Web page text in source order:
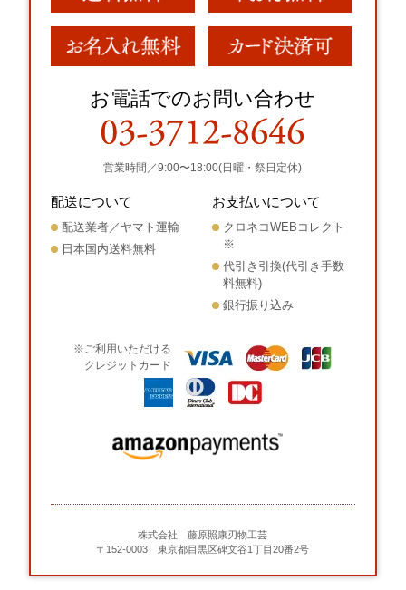
お電話でのお問い合わせ
営業時間／9:00〜18:00(日曜・祭日定休)
配送について
配送業者／ヤマト運輸
日本国内送料無料
お支払いについて
クロネコWEBコレクト
※
代引き引換(代引き手数
料無料)
銀行振り込み
※ご利用いただける
クレジットカード
株式会社 藤原照康刃物工芸
〒152-0003 東京都目黒区碑文谷1丁目20番2号